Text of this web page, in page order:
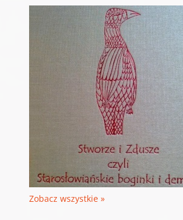
Zobacz wszystkie »